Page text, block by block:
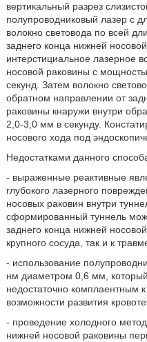
вертикальный разрез
полупроводниковый лазер с
волокно световода по всей
заднего конца нижней
интерстициальное лазерное
носовой раковины с
секунд. Затем волокно
обратном направлении от
раковины кнаружи внутри
2,0-3,0 мм в секунду.
носового хода под
Недостатками данного
- выраженные реактивные
глубокого лазерного
носовых раковин внутри
сформированный туннель
заднего конца нижней
крупного сосуда, так и к
- использование
нм диаметром 0,6 мм,
недостаточно комплаентным
возможности развития
- проведение холодного
нижней носовой раковины